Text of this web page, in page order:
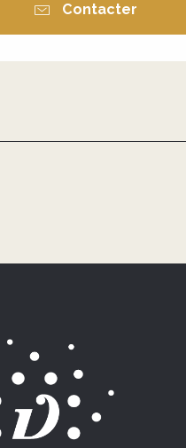
Contacter